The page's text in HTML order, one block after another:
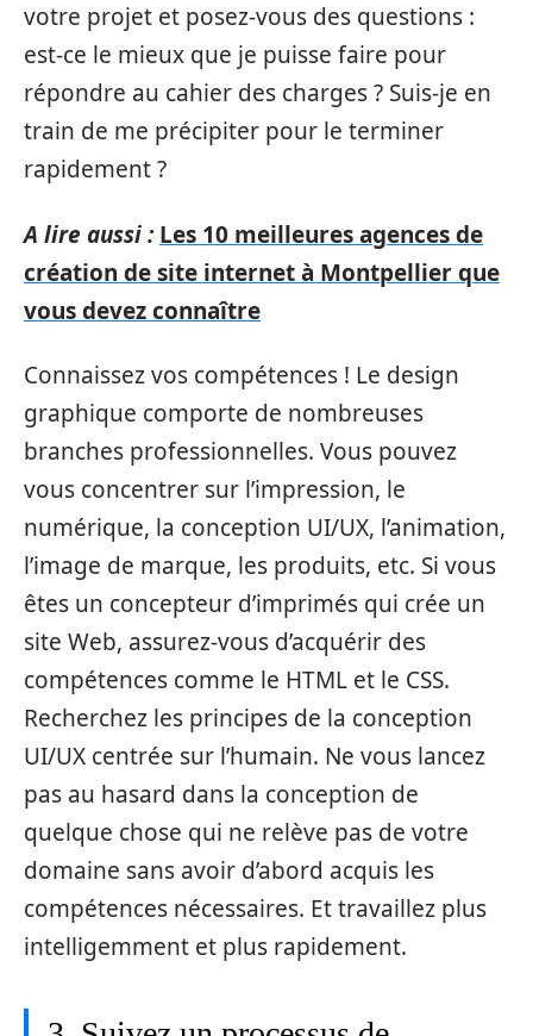
votre projet et posez-vous des questions :
est-ce le mieux que je puisse faire pour
répondre au cahier des charges ? Suis-je en
train de me précipiter pour le terminer
rapidement ?
A lire aussi : Les 10 meilleures agences de
création de site internet à Montpellier que
vous devez connaître
Connaissez vos compétences ! Le design
graphique comporte de nombreuses
branches professionnelles. Vous pouvez
vous concentrer sur l’impression, le
numérique, la conception UI/UX, l’animation,
l’image de marque, les produits, etc. Si vous
êtes un concepteur d’imprimés qui crée un
site Web, assurez-vous d’acquérir des
compétences comme le HTML et le CSS.
Recherchez les principes de la conception
UI/UX centrée sur l’humain. Ne vous lancez
pas au hasard dans la conception de
quelque chose qui ne relève pas de votre
domaine sans avoir d’abord acquis les
compétences nécessaires. Et travaillez plus
intelligemment et plus rapidement.